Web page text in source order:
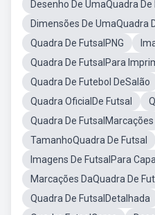
Desenho De UmaQuadra De
Dimensões De UmaQuadra
Quadra De FutsalPNG
Quadra De FutsalPara
Quadra De Futebol DeSalão
Quadra OficialDe Futsal
Quadra De FutsalMarcações
TamanhoQuadra De Futsal
Imagens De FutsalPara Capa
Marcações DaQuadra De
Quadra De FutsalDetalhada